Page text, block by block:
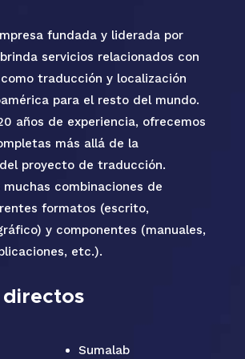
fundada y liderada por
servicios relacionados con
traducción y localización
para el resto del mundo.
años de experiencia, ofrecemos
más allá de la
proyecto de traducción.
muchas combinaciones de
formatos (escrito,
y componentes (manuales,
etc.).
directos
Sumalab